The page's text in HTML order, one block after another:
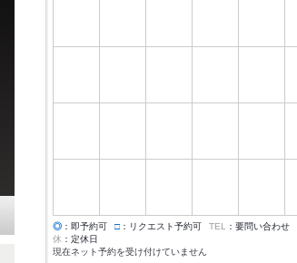
◎ ：即予約可 □ ：リクエスト予約可 TEL ：要問い合わせ
休 ：定休日
現在ネット予約を受け付けていません